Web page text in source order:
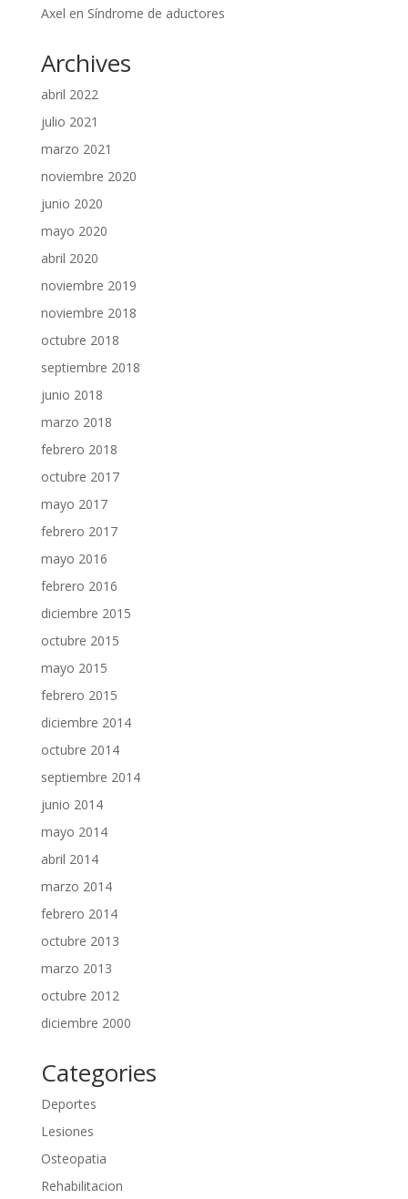
Axel en Síndrome de aductores
Archives
abril 2022
julio 2021
marzo 2021
noviembre 2020
junio 2020
mayo 2020
abril 2020
noviembre 2019
noviembre 2018
octubre 2018
septiembre 2018
junio 2018
marzo 2018
febrero 2018
octubre 2017
mayo 2017
febrero 2017
mayo 2016
febrero 2016
diciembre 2015
octubre 2015
mayo 2015
febrero 2015
diciembre 2014
octubre 2014
septiembre 2014
junio 2014
mayo 2014
abril 2014
marzo 2014
febrero 2014
octubre 2013
marzo 2013
octubre 2012
diciembre 2000
Categories
Deportes
Lesiones
Osteopatia
Rehabilitacion